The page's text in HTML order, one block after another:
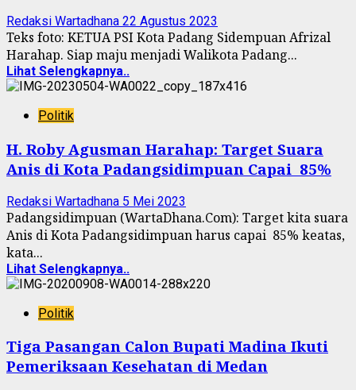
Redaksi Wartadhana 22 Agustus 2023
Teks foto: KETUA PSI Kota Padang Sidempuan Afrizal
Harahap. Siap maju menjadi Walikota Padang...
Lihat Selengkapnya..
Politik
H. Roby Agusman Harahap: Target Suara
Anis di Kota Padangsidimpuan Capai 85%
Redaksi Wartadhana 5 Mei 2023
Padangsidimpuan (WartaDhana.Com): Target kita suara
Anis di Kota Padangsidimpuan harus capai 85% keatas,
kata...
Lihat Selengkapnya..
Politik
Tiga Pasangan Calon Bupati Madina Ikuti
Pemeriksaan Kesehatan di Medan